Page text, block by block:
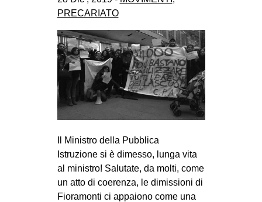
PRECARIATO
Il Ministro della Pubblica
Istruzione si è dimesso, lunga vita
al ministro! Salutate, da molti, come
un atto di coerenza, le dimissioni di
Fioramonti ci appaiono come una